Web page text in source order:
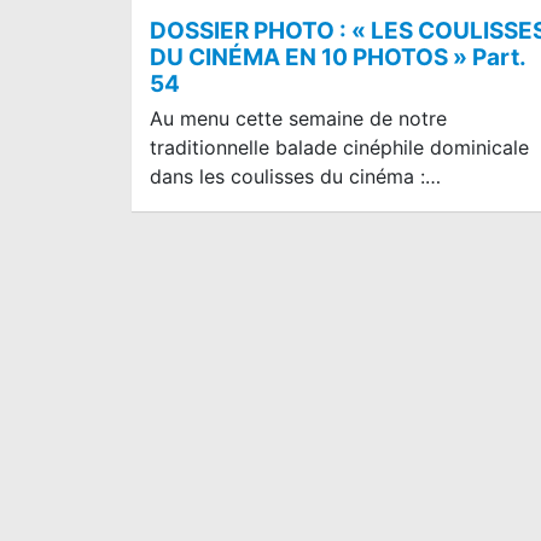
DOSSIER PHOTO : « LES
DU CINÉMA EN 10 PHOTOS » Part.
54
Au menu cette semaine de notre
traditionnelle balade cinéphile dominicale
dans les coulisses du cinéma :…